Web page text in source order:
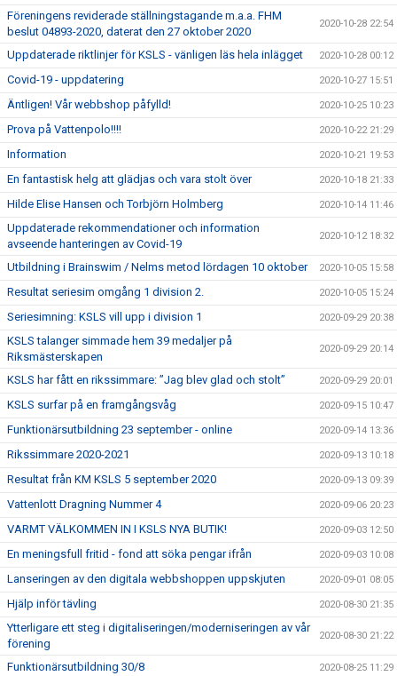
Föreningens reviderade ställningstagande m.a.a. FHM
beslut 04893-2020, daterat den 27 oktober 2020
2020-10-28 22:54
Uppdaterade riktlinjer för KSLS - vänligen läs hela inlägget 2020-10-28 00:12
Covid-19 - uppdatering 2020-10-27 15:51
Äntligen! Vår webbshop påfylld! 2020-10-25 10:23
Prova på Vattenpolo!!!! 2020-10-22 21:29
Information 2020-10-21 19:53
En fantastisk helg att glädjas och vara stolt över 2020-10-18 21:33
Hilde Elise Hansen och Torbjörn Holmberg 2020-10-14 11:46
Uppdaterade rekommendationer och information
avseende hanteringen av Covid-19
2020-10-12 18:32
Utbildning i Brainswim / Nelms metod lördagen 10 oktober 2020-10-05 15:58
Resultat seriesim omgång 1 division 2. 2020-10-05 15:24
Seriesimning: KSLS vill upp i division 1 2020-09-29 20:38
KSLS talanger simmade hem 39 medaljer på
Riksmästerskapen
2020-09-29 20:14
KSLS har fått en rikssimmare: ”Jag blev glad och stolt” 2020-09-29 20:01
KSLS surfar på en framgångsvåg 2020-09-15 10:47
Funktionärsutbildning 23 september - online 2020-09-14 13:36
Rikssimmare 2020-2021 2020-09-13 10:18
Resultat från KM KSLS 5 september 2020 2020-09-13 09:39
Vattenlott Dragning Nummer 4 2020-09-06 20:23
VARMT VÄLKOMMEN IN I KSLS NYA BUTIK! 2020-09-03 12:50
En meningsfull fritid - fond att söka pengar ifrån 2020-09-03 10:08
Lanseringen av den digitala webbshoppen uppskjuten 2020-09-01 08:05
Hjälp inför tävling 2020-08-30 21:35
Ytterligare ett steg i digitaliseringen/moderniseringen av vår
förening
2020-08-30 21:22
Funktionärsutbildning 30/8 2020-08-25 11:29